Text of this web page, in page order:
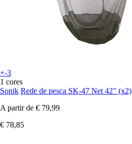
+-3
1 cores
Sonik Rede de pesca SK-47 Net 42" (x2)
A partir de € 79,99
€ 78,85